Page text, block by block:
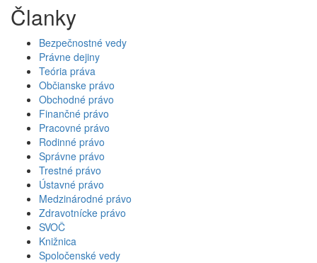
Članky
Bezpečnostné vedy
Právne dejiny
Teória práva
Občianske právo
Obchodné právo
Finančné právo
Pracovné právo
Rodinné právo
Správne právo
Trestné právo
Ústavné právo
Medzinárodné právo
Zdravotnícke právo
SVOČ
Knižnica
Spoločenské vedy